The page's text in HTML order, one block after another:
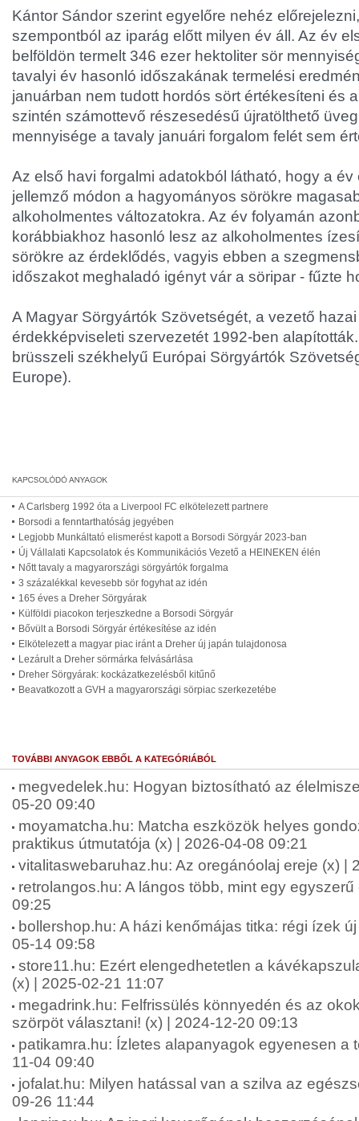
Kántor Sándor szerint egyelőre nehéz
szempontból az iparág előtt milyen év áll. Az év
belföldön termelt 346 ezer hektoliter sör
tavalyi év hasonló időszakának termelési
januárban nem tudott hordós sört értékesíteni és
szintén számottevő részesedésű újratölthető
mennyisége a tavaly januári forgalom felét sem
Az első havi forgalmi adatokból látható, hogy a év
jellemző módon a hagyományos sörökre
alkoholmentes változatokra. Az év folyamán
korábbiakhoz hasonló lesz az alkoholmentes
sörökre az érdeklődés, vagyis ebben a
időszakot meghaladó igényt vár a söripar - fűzte
A Magyar Sörgyártók Szövetségét, a vezető
érdekképviseleti szervezetét 1992-ben
brüsszeli székhelyű Európai Sörgyártók
Europe).
A Carlsberg 1992 óta a Liverpool FC elkötelezett partnere
Borsodi a fenntarthatóság jegyében
Legjobb Munkáltató elismerést kapott a Borsodi Sörgyár 2023-ban
Új Vállalati Kapcsolatok és Kommunikációs Vezető a HEINEKEN élén
Nőtt tavaly a magyarországi sörgyártók forgalma
3 százalékkal kevesebb sör fogyhat az idén
165 éves a Dreher Sörgyárak
Külföldi piacokon terjeszkedne a Borsodi Sörgyár
Bővült a Borsodi Sörgyár értékesítése az idén
Elkötelezett a magyar piac iránt a Dreher új japán tulajdonosa
Lezárult a Dreher sörmárka felvásárlása
Dreher Sörgyárak: kockázatkezelésből kitűnő
Beavatkozott a GVH a magyarországi sörpiac szerkezetébe
TOVÁBBI ANYAGOK EBBŐL A KATEGÓRIÁBÓL
megvedelek.hu: Hogyan biztosítható az
05-20 09:40
moyamatcha.hu: Matcha eszközök helyes
praktikus útmutatója (x) | 2026-04-08 09:21
vitalitaswebaruhaz.hu: Az oregánóolaj ereje (x) |
retrolangos.hu: A lángos több, mint egy
09:25
bollershop.hu: A házi kenőmájas titka: régi ízek
05-14 09:58
store11.hu: Ezért elengedhetetlen a
(x) | 2025-02-21 11:07
megadrink.hu: Felfrissülés könnyedén és az
szörpöt választani! (x) | 2024-12-20 09:13
patikamra.hu: Ízletes alapanyagok egyenesen a
11-04 09:40
jofalat.hu: Milyen hatással van a szilva az
09-26 11:44